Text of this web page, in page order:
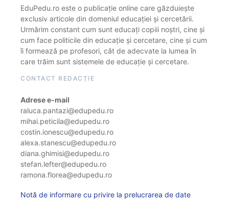
EduPedu.ro este o publicație online care găzduiește
exclusiv articole din domeniul educației și cercetării.
Urmărim constant cum sunt educați copiii noștri, cine și
cum face politicile din educație și cercetare, cine și cum
îi formează pe profesori, cât de adecvate la lumea în
care trăim sunt sistemele de educație și cercetare.
CONTACT REDACȚIE
Adrese e-mail
raluca.pantazi@edupedu.ro
mihai.peticila@edupedu.ro
costin.ionescu@edupedu.ro
alexa.stanescu@edupedu.ro
diana.ghimisi@edupedu.ro
stefan.lefter@edupedu.ro
ramona.florea@edupedu.ro
Notă de informare cu privire la prelucrarea de date